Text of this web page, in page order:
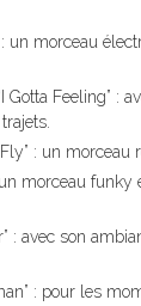
: un morceau
Gotta Feeling” :
: un morceau
un morceau
: avec son
: pour les